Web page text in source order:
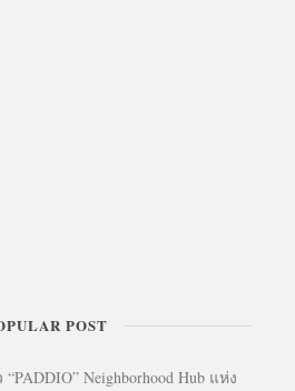
POST
Neighborhood Hub แห่ง